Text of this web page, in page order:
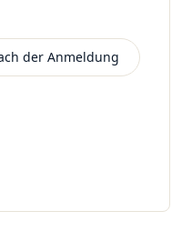
der Anmeldung